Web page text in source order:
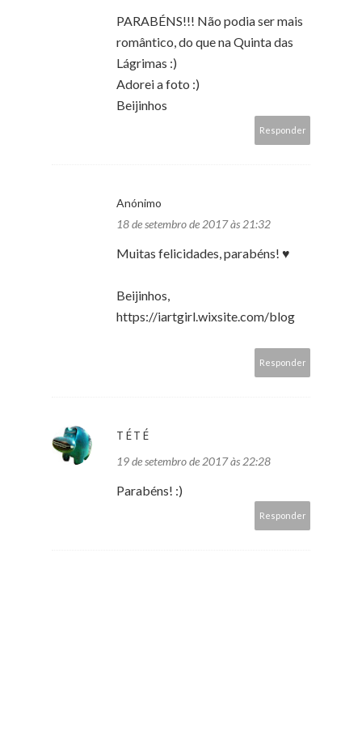
PARABÉNS!!! Não podia ser mais
romântico, do que na Quinta das
Lágrimas :)
Adorei a foto :)
Beijinhos
Responder
Anónimo
18 de setembro de 2017 às 21:32
Muitas felicidades, parabéns! ♥
Beijinhos,
https://iartgirl.wixsite.com/blog
Responder
TÉTÉ
19 de setembro de 2017 às 22:28
Parabéns! :)
Responder